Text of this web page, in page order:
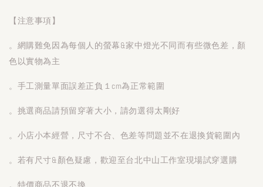
【注意事項】
。網購難免因為每個人的螢幕&家中燈光不同而有些微色差，顏
色以實物為主
。手工測量單面誤差正負１cm為正常範圍
。挑選商品請預留穿著大小，請勿選得太剛好
。小店小本經營，尺寸不合、色差等問題並不在退換貨範圍內
。若有尺寸&顏色疑慮，歡迎至台北中山工作室現場試穿選購
。特價商品不退不換